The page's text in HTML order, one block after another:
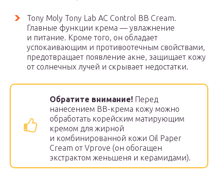
Tony Moly Tony Lab AC Control BB Cream.
Главные функции крема — увлажнение
и питание. Кроме того, он обладает
успокаивающим и противоотечным свойствами,
предотвращает появление акне, защищает кожу
от солнечных лучей и скрывает недостатки.
Обратите внимание! Перед
нанесением BB-крема кожу можно
обработать корейским матирующим
кремом для жирной
и комбинированной кожи Oil Paper
Cream от Vprove (он обогащен
экстрактом женьшеня и керамидами).